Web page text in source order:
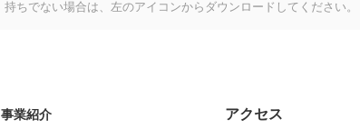
持ちでない場合は、左のアイコンからダウンロードしてください。
事業紹介 アクセス